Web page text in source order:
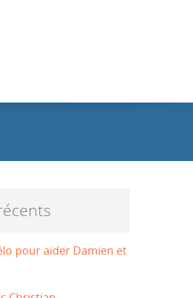
pour aider Damien et